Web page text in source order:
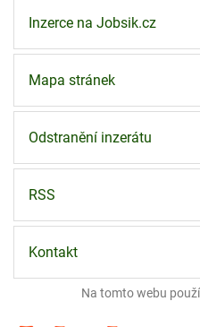
Inzerce na Jobsik.cz
Mapa stránek
Odstranění inzerátu
RSS
Kontakt
Na tomto webu